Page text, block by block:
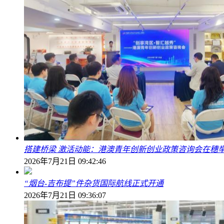
搭建桥梁 激活动能：港澳青年创新创业政策咨询会在穗
2026年7月21日 09:42:46
“烟台-吉布提”件杂货国际航线正式开通
2026年7月21日 09:36:07